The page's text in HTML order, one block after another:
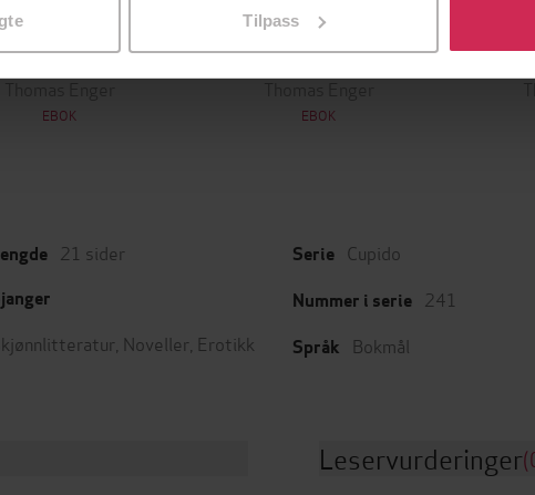
Tilpass
Skinndød
EBOK
229,-
Fantomsmerte
EBOK
21 sider
Noveller Erotikk
Serie Cupido
Nummer i serie 241
Språk Bokmål
Leservurderinger